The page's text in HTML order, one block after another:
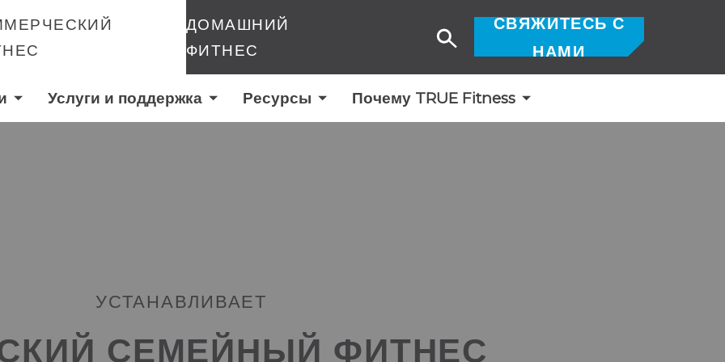
ДОМАШНИЙ
ФИТНЕС
Услуги и поддержка Ресурсы Почему TRUE Fitness
СВЯЖИТЕСЬ С
НАМИ
Поиск
УСТАНАВЛИВАЕТ
СЕМЕЙНЫЙ ФИТНЕС